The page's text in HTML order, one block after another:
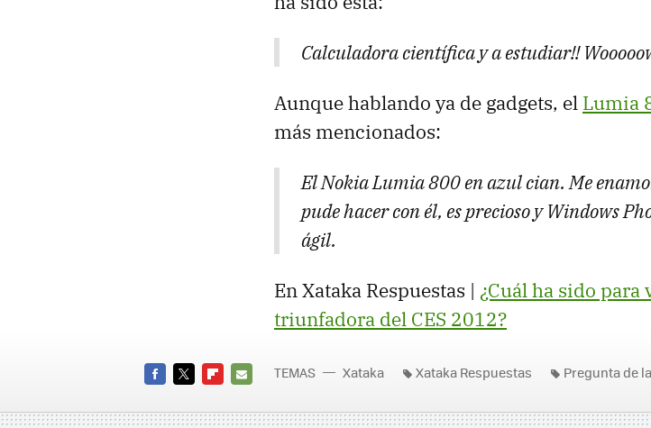
Calculadora científica y a estudiar!!
Aunque hablando ya de gadgets, el Lumia
más mencionados:
El Nokia Lumia 800 en azul cian. Me
pude hacer con él, es precioso y Windows
ágil.
En Xataka Respuestas | ¿Cuál ha sido para
triunfadora del CES 2012?
MAIL
TEMAS Xataka Xataka Respuestas Pregunta de